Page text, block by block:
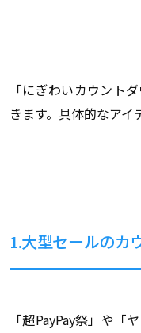
「にぎわいカウント
きます。具体的なアイ
1.大型セールのカ
「超PayPay祭」や「